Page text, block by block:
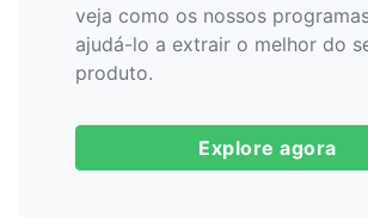
veja como os nossos
ajudá-lo a extrair o melhor do
produto.
Explore agora